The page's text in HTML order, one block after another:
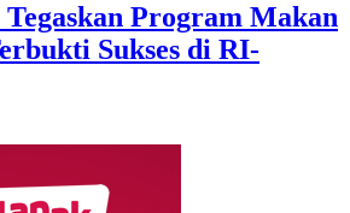
Program Makan
Sukses di RI-